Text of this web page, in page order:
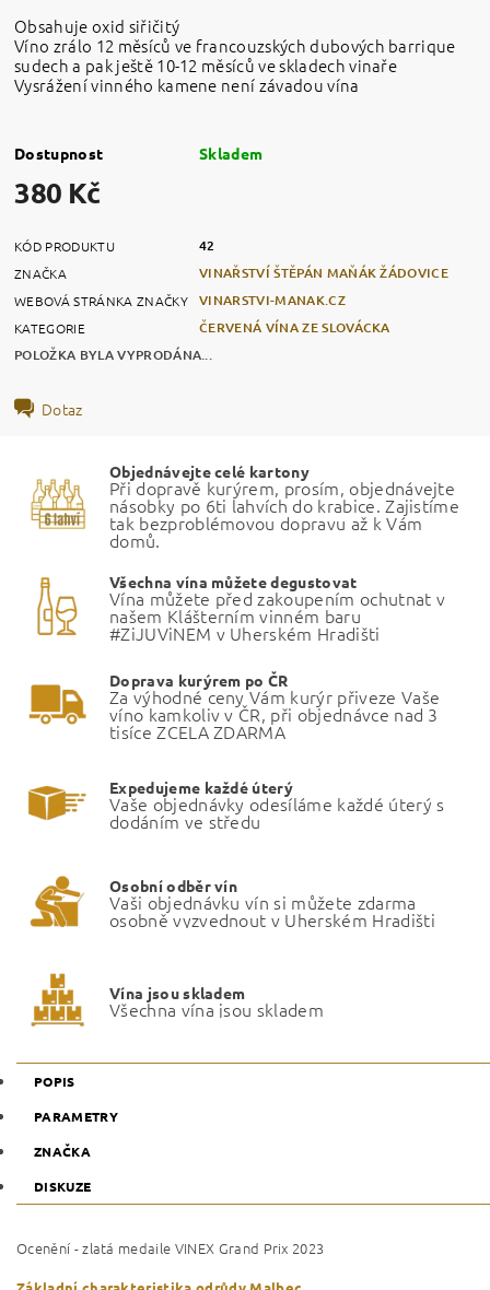
Obsahuje oxid siřičitý
Víno zrálo 12 měsíců ve francouzských dubových barrique
sudech a pak ještě 10-12 měsíců ve skladech vinaře
Vysrážení vinného kamene není závadou vína
Dostupnost Skladem
380 Kč
KÓD PRODUKTU 42
ZNAČKA VINAŘSTVÍ ŠTĚPÁN MAŇÁK ŽÁDOVICE
WEBOVÁ STRÁNKA ZNAČKY VINARSTVI-MANAK.CZ
KATEGORIE
ČERVENÁ VÍNA ZE SLOVÁCKA
POLOŽKA BYLA VYPRODÁNA...
Dotaz
Objednávejte celé kartony
Při dopravě kurýrem, prosím, objednávejte
násobky po 6ti lahvích do krabice. Zajistíme
tak bezproblémovou dopravu až k Vám
domů.
Všechna vína můžete degustovat
Vína můžete před zakoupením ochutnat v
našem Klášterním vinném baru
#ZiJUViNEM v Uherském Hradišti
Doprava kurýrem po ČR
Za výhodné ceny Vám kurýr přiveze Vaše
víno kamkoliv v ČR, při objednávce nad 3
tisíce ZCELA ZDARMA
Expedujeme každé úterý
Vaše objednávky odesíláme každé úterý s
dodáním ve středu
Osobní odběr vín
Vaši objednávku vín si můžete zdarma
osobně vyzvednout v Uherském Hradišti
Vína jsou skladem
Všechna vína jsou skladem
POPIS
PARAMETRY
ZNAČKA
DISKUZE
Ocenění - zlatá medaile VINEX Grand Prix 2023